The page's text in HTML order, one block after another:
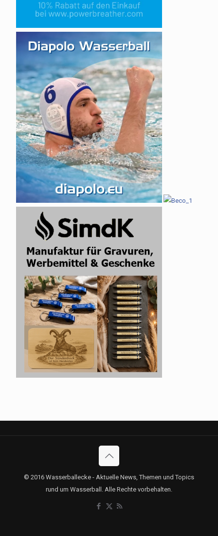
© 2016 Wasserballecke - Aktuelle News, Themen und Topics
rund um Wasserball. Alle Rechte vorbehalten.